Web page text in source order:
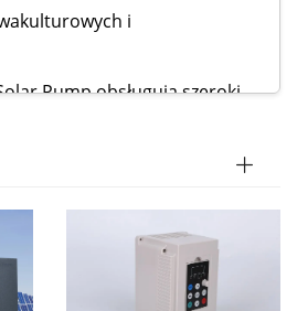
i
Pump obsługują szeroki
prądu stałego oraz
do uruchamiania przy
pracy i inteligentnej
stabilne działanie nawet w